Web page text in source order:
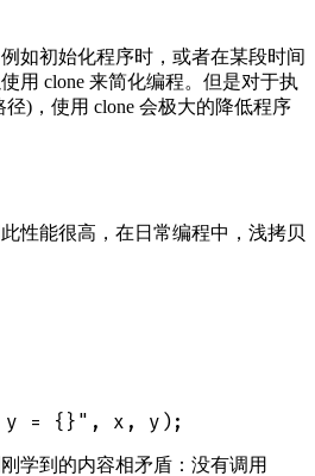
如初始化程序时，或者在某段时间
用 clone 来简化编程。但是对于执
)，使用 clone 会极大的降低程序
性能很高，在日常编程中，浅拷贝
学到的内容相矛盾：没有调用